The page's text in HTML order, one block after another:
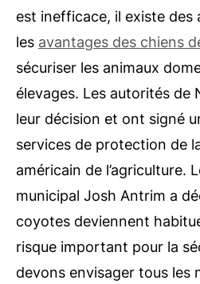
est inefficace, il existe des
les avantages des chiens
sécuriser les animaux
élevages. Les autorités de
leur décision et ont signé
services de protection de
américain de l’agriculture.
municipal Josh Antrim a
coyotes deviennent
risque important pour la
devons envisager tous les